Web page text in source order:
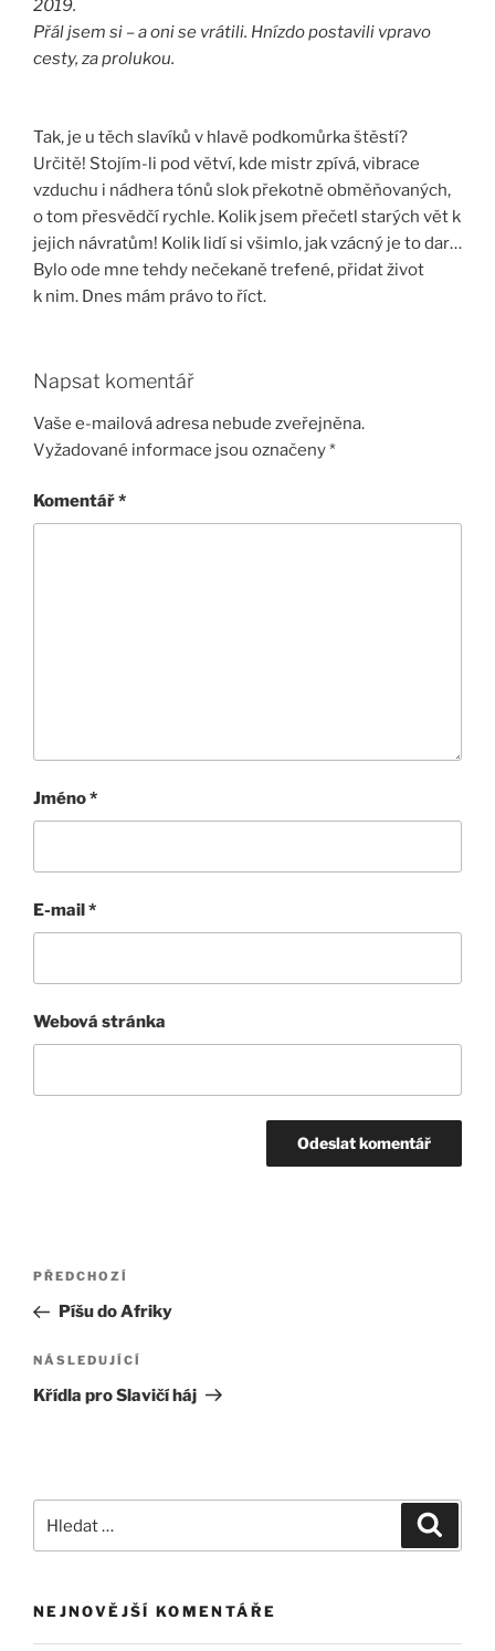
2019.
Přál jsem si – a oni se vrátili. Hnízdo postavili vpravo
cesty, za prolukou.
Tak, je u těch slavíků v hlavě podkomůrka štěstí?
Určitě! Stojím-li pod větví, kde mistr zpívá, vibrace
vzduchu i nádhera tónů slok překotně obměňovaných,
o tom přesvědčí rychle. Kolik jsem přečetl starých vět k
jejich návratům! Kolik lidí si všimlo, jak vzácný je to dar…
Bylo ode mne tehdy nečekaně trefené, přidat život
k nim. Dnes mám právo to říct.
Napsat komentář
Vaše e-mailová adresa nebude zveřejněna.
Vyžadované informace jsou označeny*
Komentář*
Jméno*
E-mail*
Webová stránka
Navigace
příspěvek
Předchozí
příspěvek
PŘEDCHOZÍ
Píšu do Afriky
Následující
příspěvek
NÁSLEDUJÍCÍ
Křídla pro Slavičí háj
NEJNOVĚJŠÍ KOMENTÁŘE